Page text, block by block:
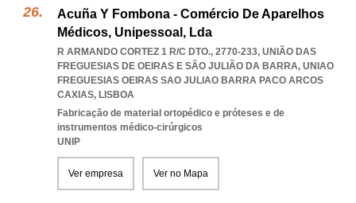
Acuña Y Fombona - Comércio De Aparelhos
Médicos, Unipessoal, Lda
R ARMANDO CORTEZ 1 R/C DTO., 2770-233, UNIÃO DAS
FREGUESIAS DE OEIRAS E SÃO JULIÃO DA BARRA, UNIAO
FREGUESIAS OEIRAS SAO JULIAO BARRA PACO ARCOS
CAXIAS, LISBOA
Fabricação de material ortopédico e próteses e de
instrumentos médico-cirúrgicos
UNIP
Ver empresa Ver no Mapa